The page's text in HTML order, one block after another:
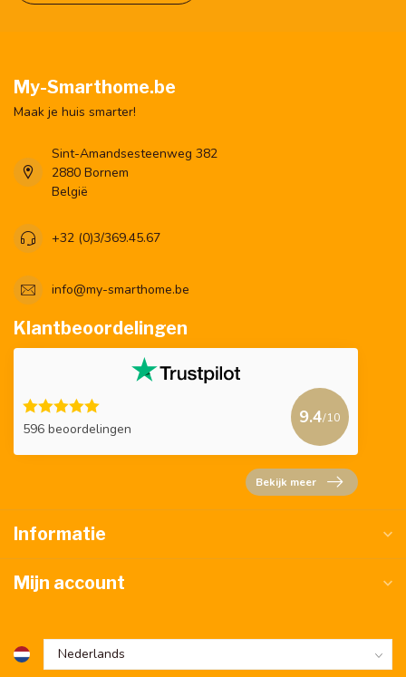
My-Smarthome.be
Maak je huis smarter!
Sint-Amandsesteenweg 382
2880 Bornem
België
+32 (0)3/369.45.67
info@my-smarthome.be
Klantbeoordelingen
596 beoordelingen
9.4/10
Bekijk meer
Informatie
Mijn account